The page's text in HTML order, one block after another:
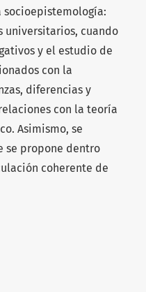
socioepistemología:
cuando
y el estudio de
con la
diferencias y
con la teoría
Asimismo, se
se propone dentro
coherente de